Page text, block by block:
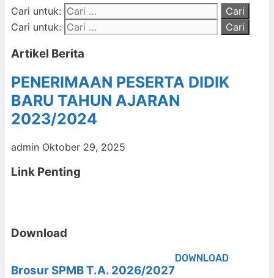
Cari untuk:
Cari untuk:
Artikel Berita
PENERIMAAN PESERTA DIDIK
BARU TAHUN AJARAN
2023/2024
admin Oktober 29, 2025
Link Penting
Download
Brosur SPMB T.A. 2026/2027
DOWNLOAD